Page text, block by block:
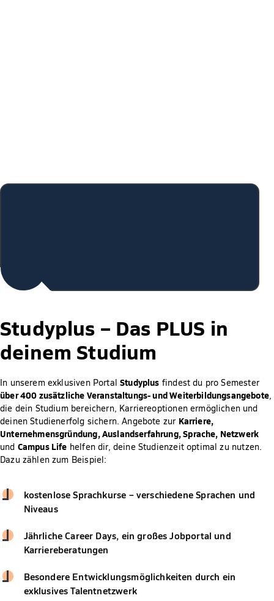
Studyplus – Das PLUS in
deinem Studium
In unserem exklusiven PortalStudyplus findest du pro Semester
über 400 zusätzliche Veranstaltungs- und Weiterbildungsangebote,
die dein Studium bereichern, Karriereoptionen ermöglichen und
deinen Studienerfolg sichern. Angebote zur Karriere,
Unternehmensgründung, Auslandserfahrung, Sprache, Netzwerk
und Campus Life helfen dir, deine Studienzeit optimal zu nutzen.
Dazu zählen zum Beispiel:
kostenlose Sprachkurse – verschiedene Sprachen und
Niveaus
Jährliche Career Days, ein großes Jobportal und
Karriereberatungen
Besondere Entwicklungsmöglichkeiten durch ein
exklusives Talentnetzwerk